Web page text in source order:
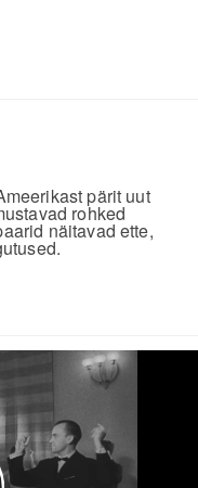
pärit uut
rohked
näitavad ette,